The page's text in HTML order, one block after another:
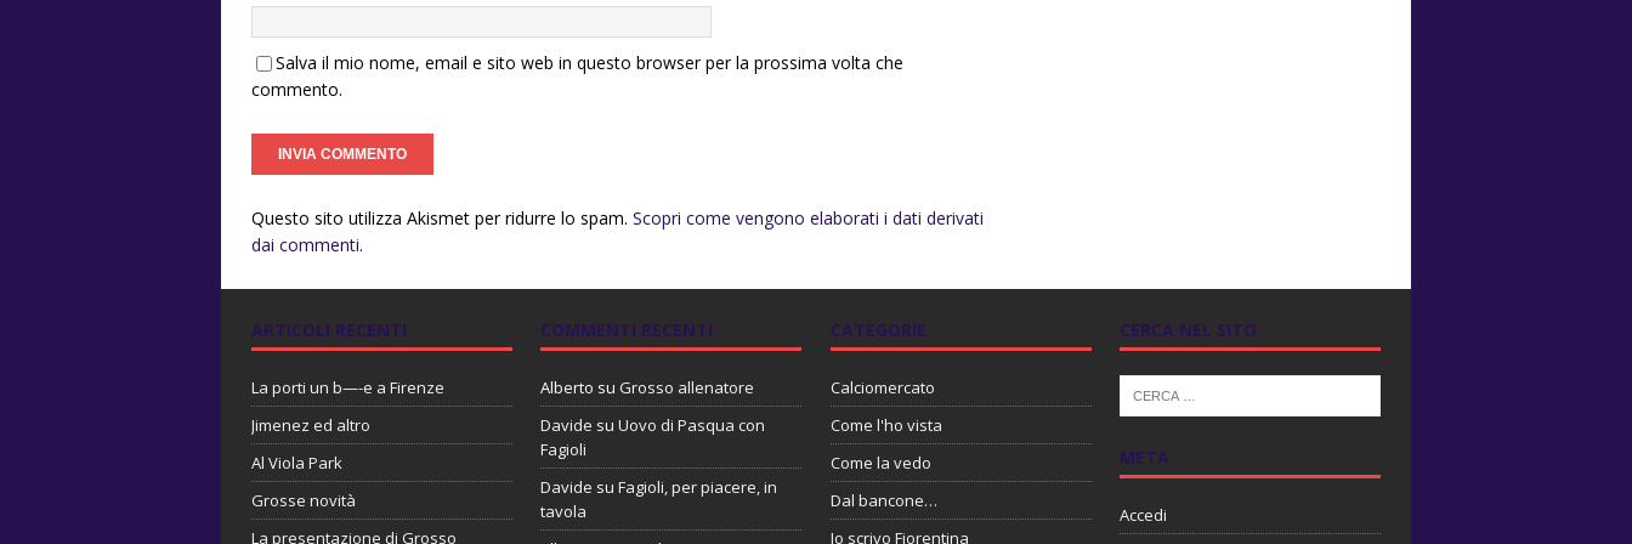
Salva il mio nome, email e sito web in questo browser per la prossima volta che
commento.
Questo sito utilizza Akismet per ridurre lo spam. Scopri come vengono elaborati i dati derivati
dai commenti.
ARTICOLI RECENTI
La porti un b—-e a Firenze
Jimenez ed altro
Al Viola Park
Grosse novità
La presentazione di Grosso
COMMENTI RECENTI
Alberto su Grosso allenatore
Davide suUovo di Pasqua con
Fagioli
Davide suFagioli, per piacere, in
tavola
CATEGORIE
Calciomercato
Come l'ho vista
Come la vedo
Dal bancone…
Io scrivo Fiorentina
CERCA NEL SITO
META
Accedi